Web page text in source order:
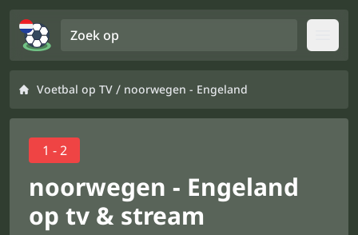
Voetbal op TV / noorwegen - Engeland
1 - 2
noorwegen - Engeland
op tv & stream